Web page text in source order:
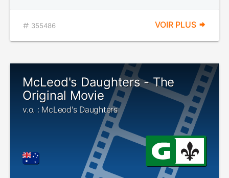
355486 VOIR PLUS
McLeod's Daughters - The
Original Movie
v.o. : McLeod's Daughters